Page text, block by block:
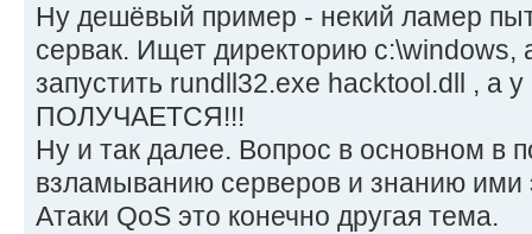
Ну дешёвый пример - некий ламер
сервак. Ищет директорию
запустить rundll32.exe hacktoоl.dll , а
ПОЛУЧАЕТСЯ!!!
Ну и так далее. Вопрос в основном в
взламыванию серверов и знанию ими
Атаки QoS это конечно другая тема.